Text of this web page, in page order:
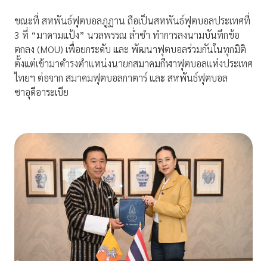
ขณะที่ สหพันธ์ฟุตบอลภูฏาน ถือเป็นสหพันธ์ฟุตบอลประเทศที่
3 ที่ “มาดามแป้ง” นวลพรรณ ล่ำซำ ทำการลงนามบันทึกข้อ
ตกลง (MOU) เพื่อยกระดับ และ พัฒนาฟุตบอลร่วมกันในทุกมิติ
ตั้งแต่เข้ามาดำรงตำแหน่งนายกสมาคมกีฬาฟุตบอลแห่งประเทศ
ไทยฯ ต่อจาก สมาคมฟุตบอลกาตาร์ และ สหพันธ์ฟุตบอล
ซาอุดีอาระเบีย